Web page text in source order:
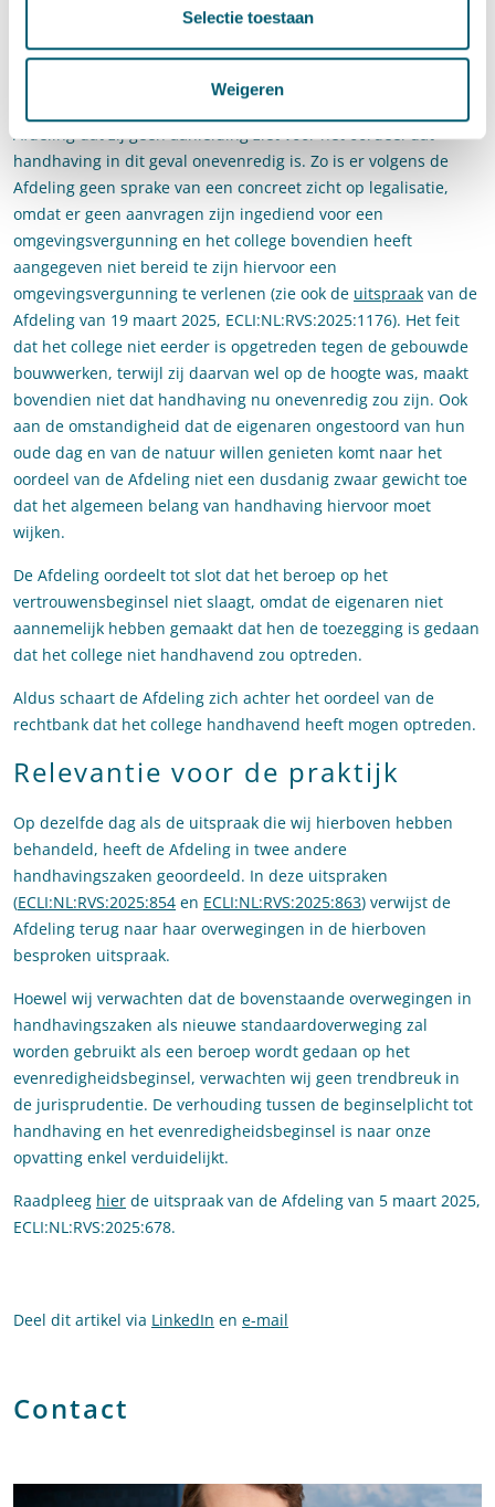
Selectie toestaan
Weigeren
handhavend optreden af te zien kunnen zich bijvoorbeeld
vertrouwensbeginsel.” (rov. 6.1)
Afdeling dat zij geen aanleiding ziet voor het oordeel dat
handhaving in dit geval onevenredig is. Zo is er volgens de
Afdeling geen sprake van een concreet zicht op legalisatie,
omdat er geen aanvragen zijn ingediend voor een
omgevingsvergunning en het college bovendien heeft
aangegeven niet bereid te zijn hiervoor een
omgevingsvergunning te verlenen (zie ook de uitspraak van de
Afdeling van 19 maart 2025, ECLI:NL:RVS:2025:1176). Het feit
dat het college niet eerder is opgetreden tegen de gebouwde
bouwwerken, terwijl zij daarvan wel op de hoogte was, maakt
bovendien niet dat handhaving nu onevenredig zou zijn. Ook
aan de omstandigheid dat de eigenaren ongestoord van hun
oude dag en van de natuur willen genieten komt naar het
oordeel van de Afdeling niet een dusdanig zwaar gewicht toe
dat het algemeen belang van handhaving hiervoor moet
wijken.
De Afdeling oordeelt tot slot dat het beroep op het
vertrouwensbeginsel niet slaagt, omdat de eigenaren niet
aannemelijk hebben gemaakt dat hen de toezegging is gedaan
dat het college niet handhavend zou optreden.
Aldus schaart de Afdeling zich achter het oordeel van de
rechtbank dat het college handhavend heeft mogen optreden.
Relevantie voor de praktijk
Op dezelfde dag als de uitspraak die wij hierboven hebben
behandeld, heeft de Afdeling in twee andere
handhavingszaken geoordeeld. In deze uitspraken
(ECLI:NL:RVS:2025:854 en ECLI:NL:RVS:2025:863) verwijst de
Afdeling terug naar haar overwegingen in de hierboven
besproken uitspraak.
Hoewel wij verwachten dat de bovenstaande overwegingen in
handhavingszaken als nieuwe standaardoverweging zal
worden gebruikt als een beroep wordt gedaan op het
evenredigheidsbeginsel, verwachten wij geen trendbreuk in
de jurisprudentie. De verhouding tussen de beginselplicht tot
handhaving en het evenredigheidsbeginsel is naar onze
opvatting enkel verduidelijkt.
Raadpleeg hier de uitspraak van de Afdeling van 5 maart 2025,
ECLI:NL:RVS:2025:678.
Deel dit artikel via LinkedIn en e-mail
Contact